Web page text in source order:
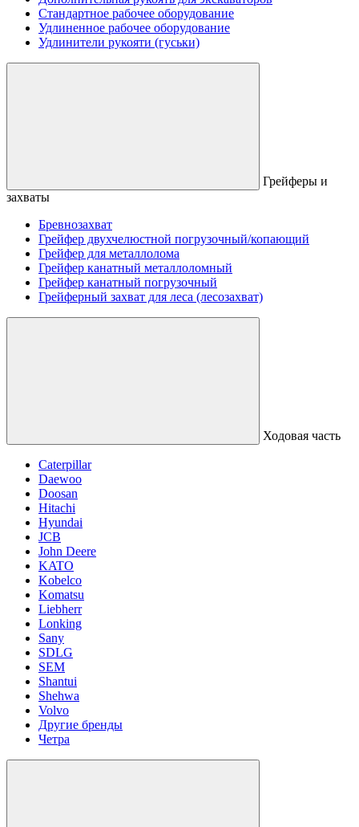
Стандартное рабочее оборудование
Удлиненное рабочее оборудование
Удлинители рукояти (гуськи)
Грейферы и
захваты
Бревнозахват
Грейфер двухчелюстной погрузочный/копающий
Грейфер для металлолома
Грейфер канатный металлоломный
Грейфер канатный погрузочный
Грейферный захват для леса (лесозахват)
Ходовая часть
Caterpillar
Daewoo
Doosan
Hitachi
Hyundai
JCB
John Deere
KATO
Kobelco
Komatsu
Liebherr
Lonking
Sany
SDLG
SEM
Shantui
Shehwa
Volvo
Другие бренды
Четра